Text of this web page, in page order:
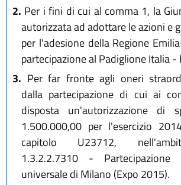
2. Per i fini di cui al comma 1, la
autorizzata ad adottare le azioni e
per l'adesione della Regione
partecipazione al Padiglione Italia -
3. Per far fronte agli oneri
dalla partecipazione di cui ai
disposta un'autorizzazione di
1.500.000,00 per l'esercizio
capitolo U23712,
1.3.2.2.7310 - Partecipazione
universale di Milano (Expo 2015).